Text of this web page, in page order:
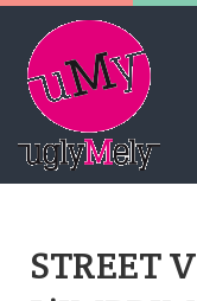
AIRTRAINERPEDIA
Google+
STREET